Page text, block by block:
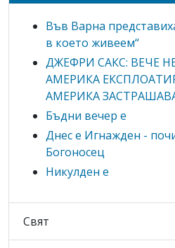
Във Варна
в което живеем“
ДЖЕФРИ САКС: ВЕЧЕ
АМЕРИКА
АМЕРИКА
Бъдни вечер е
Днес е Игнажден -
Богоносец
Никулден е
Свят